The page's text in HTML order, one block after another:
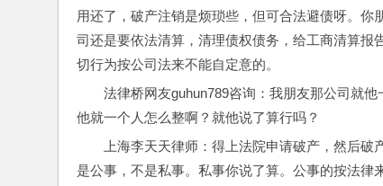
用还了，破产注销是烦琐些，但可合法避债呀。
司还是要依法清算，清理债权债务，给工商清算
切行为按公司法来不能自定意的。
法律桥网友guhun789咨询：我朋友那公司就
他就一个人怎么整啊？就他说了算行吗？
上海李天天律师：得上法院申请破产，然后
是公事，不是私事。私事你说了算。公事的按法律